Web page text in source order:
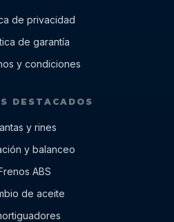
de privacidad
de garantía
y condiciones
DESTACADOS
y rines
y balanceo
ABS
de aceite